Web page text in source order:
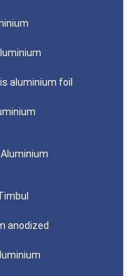
aluminium foil
anodized